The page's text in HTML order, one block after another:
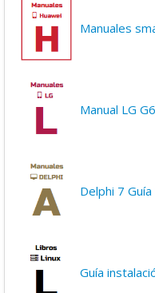
Manuales
Manual LG
Delphi 7
Guía